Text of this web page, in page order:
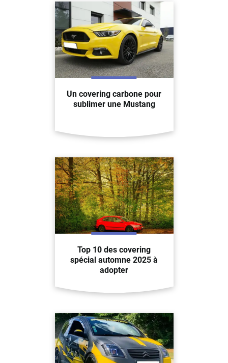
Un covering carbone pour
sublimer une Mustang
Top 10 des covering
spécial automne 2025 à
adopter